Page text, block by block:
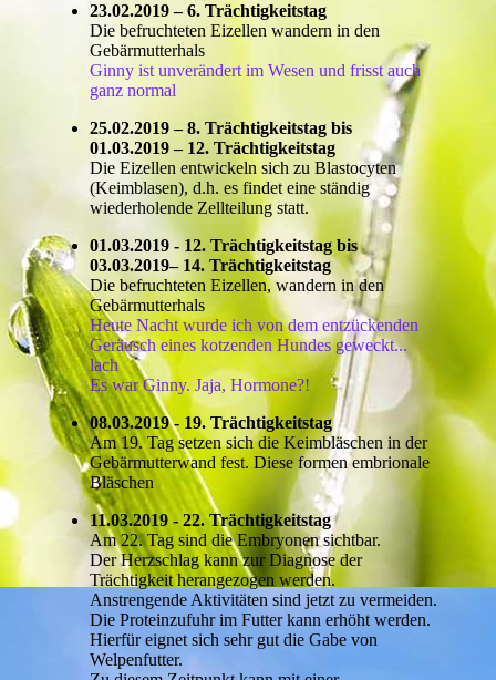
23.02.2019 – 6. Trächtigkeitstag
Die befruchteten Eizellen wandern in den
Gebärmutterhals
Ginny ist unverändert im Wesen und frisst auch
ganz normal
25.02.2019 – 8. Trächtigkeitstag bis
01.03.2019 – 12. Trächtigkeitstag
Die Eizellen entwickeln sich zu Blastocyten
(Keimblasen), d.h. es findet eine ständig
wiederholende Zellteilung statt.
01.03.2019 - 12. Trächtigkeitstag bis
03.03.2019– 14. Trächtigkeitstag
Die befruchteten Eizellen, wandern in den
Gebärmutterhals
Heute Nacht wurde ich von dem entzückenden
Geräusch eines kotzenden Hundes geweckt...
lach
Es war Ginny. Jaja, Hormone?!
08.03.2019 - 19. Trächtigkeitstag
Am 19. Tag setzen sich die Keimbläschen in der
Gebärmutterwand fest. Diese formen embrionale
Bläschen
11.03.2019 - 22. Trächtigkeitstag
Am 22. Tag sind die Embryonen sichtbar.
Der Herzschlag kann zur Diagnose der
Trächtigkeit herangezogen werden.
Anstrengende Aktivitäten sind jetzt zu vermeiden.
Die Proteinzufuhr im Futter kann erhöht werden.
Hierfür eignet sich sehr gut die Gabe von
Welpenfutter.